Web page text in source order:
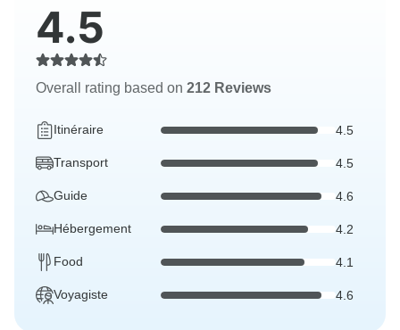
4.5
Overall rating based on 212 Reviews
Itinéraire 4.5
Transport 4.5
Guide 4.6
Hébergement 4.2
Food 4.1
Voyagiste 4.6